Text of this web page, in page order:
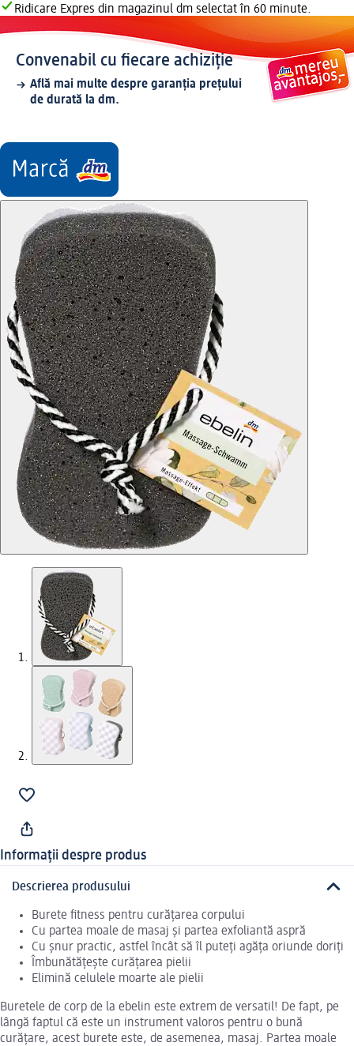
Ridicare Expres din magazinul dm selectat în 60 minute.
Convenabil cu fiecare achiziție
Află mai multe despre garanția prețului
de durată la dm.
Informații despre produs
Descrierea produsului
Burete fitness pentru curățarea corpului
Cu partea moale de masaj și partea exfoliantă aspră
Cu șnur practic, astfel încât să îl puteți agăța oriunde doriți
Îmbunătățește curățarea pielii
Elimină celulele moarte ale pielii
Buretele de corp de la ebelin este extrem de versatil! De fapt, pe
lângă faptul că este un instrument valoros pentru o bună
curățare, acest burete este, de asemenea, masaj. Partea moale